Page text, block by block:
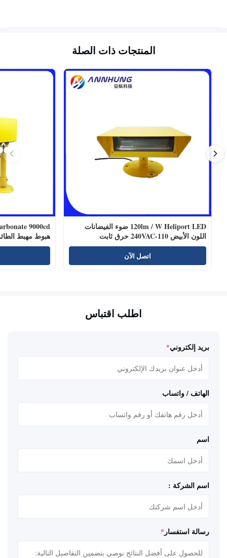
المنتجات ذات الصلة
120lm / W Heliport LED ضوء الفيضانات
اللون الأبيض 110-240VAC حرق ثابت
اتصل الآن
هبوط مهبط
اطلب اقتباس
بريد إلكتروني*
الهاتف / واتساب
اسم
اسم الشركة :
رسالة استفسار *